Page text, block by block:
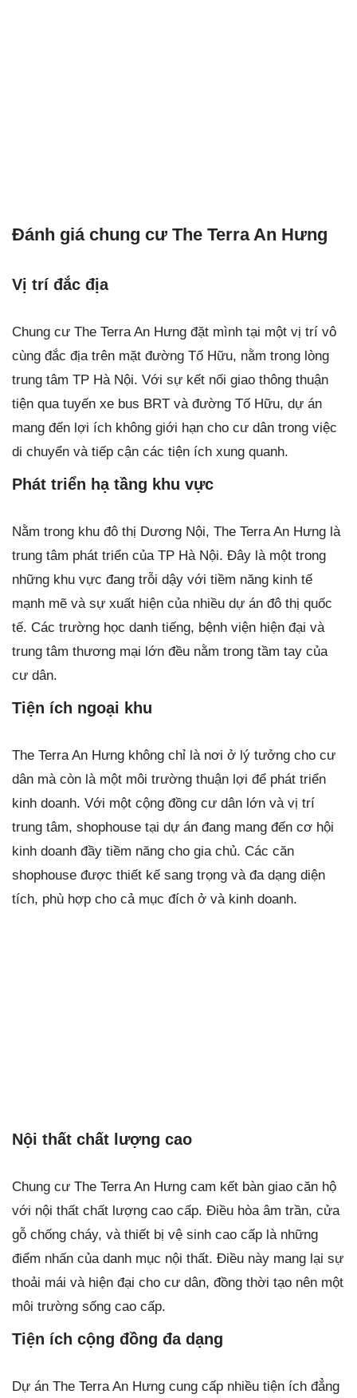
Đánh giá chung cư The Terra An Hưng
Vị trí đắc địa
Chung cư The Terra An Hưng đặt mình tại một vị trí vô
cùng đắc địa trên mặt đường Tố Hữu, nằm trong lòng
trung tâm TP Hà Nội. Với sự kết nối giao thông thuận
tiện qua tuyến xe bus BRT và đường Tố Hữu, dự án
mang đến lợi ích không giới hạn cho cư dân trong việc
di chuyển và tiếp cận các tiện ích xung quanh.
Phát triển hạ tầng khu vực
Nằm trong khu đô thị Dương Nội, The Terra An Hưng là
trung tâm phát triển của TP Hà Nội. Đây là một trong
những khu vực đang trỗi dậy với tiềm năng kinh tế
mạnh mẽ và sự xuất hiện của nhiều dự án đô thị quốc
tế. Các trường học danh tiếng, bệnh viện hiện đại và
trung tâm thương mại lớn đều nằm trong tầm tay của
cư dân.
Tiện ích ngoại khu
The Terra An Hưng không chỉ là nơi ở lý tưởng cho cư
dân mà còn là một môi trường thuận lợi để phát triển
kinh doanh. Với một cộng đồng cư dân lớn và vị trí
trung tâm, shophouse tại dự án đang mang đến cơ hội
kinh doanh đầy tiềm năng cho gia chủ. Các căn
shophouse được thiết kế sang trọng và đa dạng diện
tích, phù hợp cho cả mục đích ở và kinh doanh.
Nội thất chất lượng cao
Chung cư The Terra An Hưng cam kết bàn giao căn hộ
với nội thất chất lượng cao cấp. Điều hòa âm trần, cửa
gỗ chống cháy, và thiết bị vệ sinh cao cấp là những
điểm nhấn của danh mục nội thất. Điều này mang lại sự
thoải mái và hiện đại cho cư dân, đồng thời tạo nên một
môi trường sống cao cấp.
Tiện ích cộng đồng đa dạng
Dự án The Terra An Hưng cung cấp nhiều tiện ích đẳng